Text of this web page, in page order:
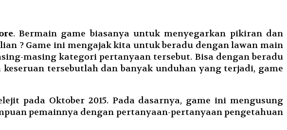
. Bermain game biasanya untuk menyegarkan pikiran dan
? Game ini mengajak kita untuk beradu dengan lawan main
masing kategori pertanyaan tersebut. Bisa dengan beradu
tersebutlah dan banyak unduhan yang terjadi, game
pada Oktober 2015. Pada dasarnya, game ini mengusung
pemainnya dengan pertanyaan-pertanyaan pengetahuan